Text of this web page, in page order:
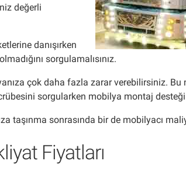
değerli
danışırken
sorgulamalısınız.
çok daha fazla zarar verebilirsiniz.
sorgularken mobilya montaj
taşınma sonrasında bir de mobilyacı
Fiyatları